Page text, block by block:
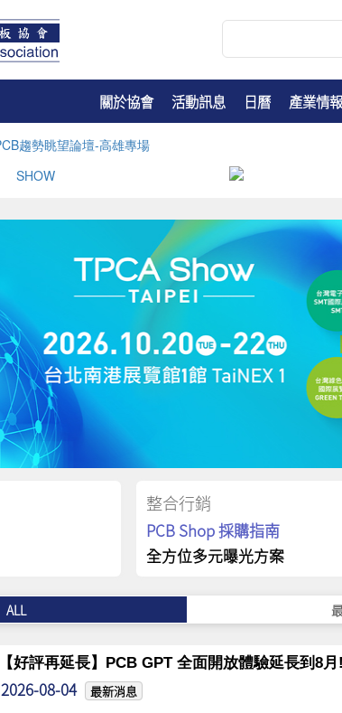
關於協會 活動訊息 日曆 產業情報
整合行銷
PCB Shop 採購指南
全方位多元曝光方案
ALL
【好評再延長】PCB GPT 全面開放體驗延長到8
2026-08-04 最新消息